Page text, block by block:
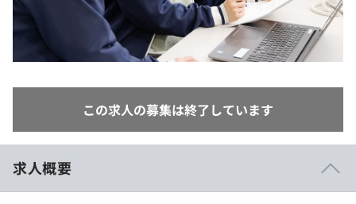
法人向けプラン
学校向けプラン
この求人の募集は終了しています
求人概要